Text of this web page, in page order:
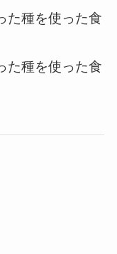
た種を使った食
た種を使った食